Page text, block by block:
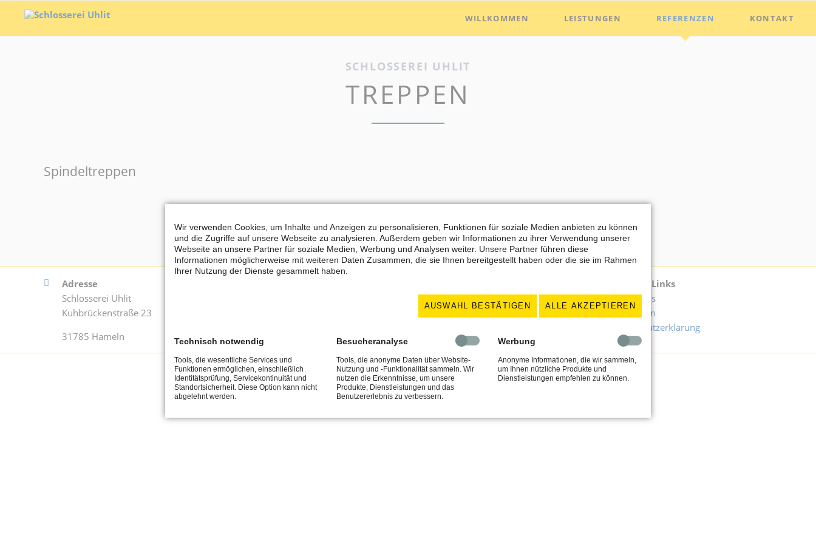
WILLKOMMEN LEISTUNGEN REFERENZEN KONTAKT
SCHLOSSEREI UHLIT
TREPPEN
Spindeltreppen
Adresse
Schlosserei Uhlit
Kuhbrückenstraße 23
31785 Hameln
kontakt@schlosserei-uhlit.de
MO - DO / 7:00 - 15:45 Uhr
FR / 7:00 - 12:30 Uhr
Wichtige Links
Downloads
Impressum
Datenschutzerklärung
© Copyright 2026 Schlosserei Uhlit
Wir verwenden Cookies, um Inhalte und Anzeigen zu personalisieren, Funktionen für soziale Medien anbieten zu können
und die Zugriffe auf unsere Webseite zu analysieren. Außerdem geben wir Informationen zu ihrer Verwendung unserer
Webseite an unsere Partner für soziale Medien, Werbung und Analysen weiter. Unsere Partner führen diese
Informationen möglicherweise mit weiteren Daten Zusammen, die sie Ihnen bereitgestellt haben oder die sie im Rahmen
Ihrer Nutzung der Dienste gesammelt haben.
AUSWAHL BESTÄTIGEN ALLE AKZEPTIEREN
Technisch notwendig
Tools, die wesentliche Services und
Funktionen ermöglichen, einschließlich
Identitätsprüfung, Servicekontinuität und
Standortsicherheit. Diese Option kann nicht
abgelehnt werden.
Besucheranalyse
Tools, die anonyme Daten über Website-
Nutzung und -Funktionalität sammeln. Wir
nutzen die Erkenntnisse, um unsere
Produkte, Dienstleistungen und das
Benutzererlebnis zu verbessern.
Werbung
Anonyme Informationen, die wir sammeln,
um Ihnen nützliche Produkte und
Dienstleistungen empfehlen zu können.